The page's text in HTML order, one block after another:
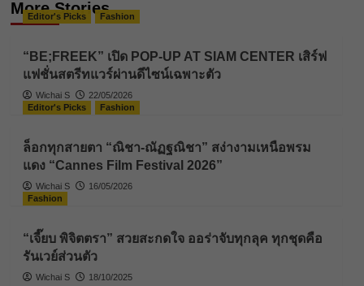
More Stories
Editor's Picks Fashion
“BE;FREEK” เปิด POP-UP AT SIAM CENTER เสิร์ฟ
แฟชั่นสตรีทแวร์ผ่านดีไซน์เฉพาะตัว
Wichai S
22/05/2026
Editor's Picks
Fashion
ล็อกทุกสายตา “ณิชา-ณัฏฐณิชา” สง่างามเหนือพรม
แดง “Cannes Film Festival 2026”
Wichai S
16/05/2026
Fashion
“เจี๊ยบ พิจิตตรา” สวยสะกดใจ ออร่าจับทุกลุค ทุกชุดคือ
รันเวย์ส่วนตัว
Wichai S 18/10/2025